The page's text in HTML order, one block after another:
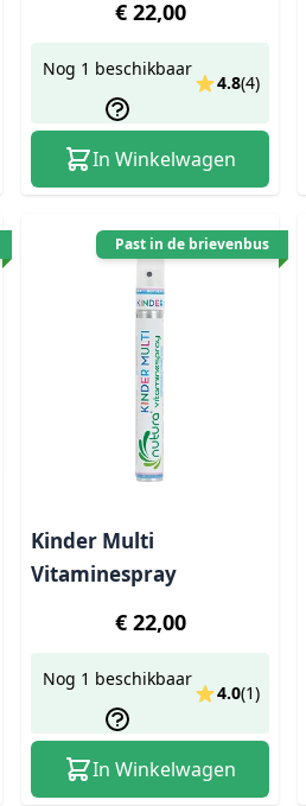
€ 22,00
Nog 1 beschikbaar
4.8(4)
In Winkelwagen
Past in de brievenbus
Kinder Multi
Vitaminespray
€ 22,00
Nog 1 beschikbaar
4.0(1)
In Winkelwagen